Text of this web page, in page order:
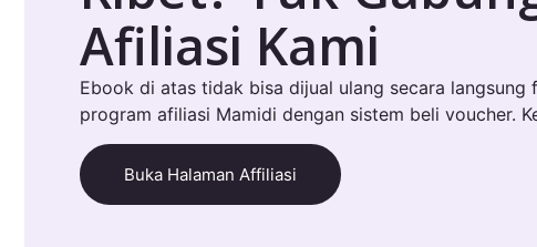
Afiliasi Kami
Ebook di atas tidak bisa dijual ulang secara
program afiliasi Mamidi dengan sistem beli voucher.
Buka Halaman Affiliasi